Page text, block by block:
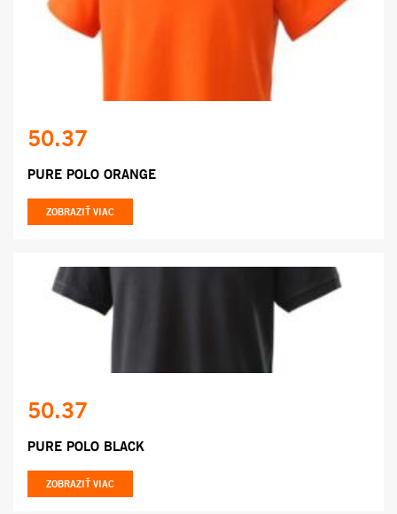
50.37
PURE POLO ORANGE
ZOBRAZIŤ VIAC
50.37
PURE POLO BLACK
ZOBRAZIŤ VIAC